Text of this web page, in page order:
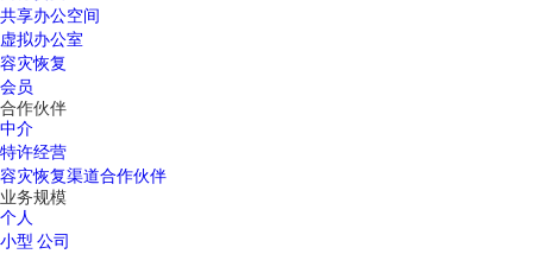
共享办公空间
虚拟办公室
容灾恢复
会员
合作伙伴
中介
特许经营
容灾恢复渠道合作伙伴
业务规模
个人
小型 公司